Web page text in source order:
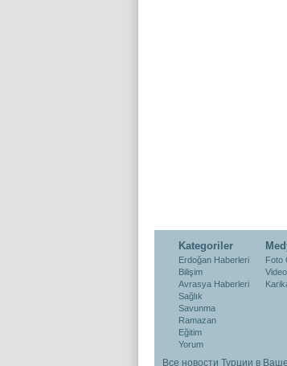
Kategoriler
Erdoğan Haberleri
Bilişim
Avrasya Haberleri
Sağlık
Savunma
Ramazan
Eğitim
Yorum
Foto
Все новости Турции в